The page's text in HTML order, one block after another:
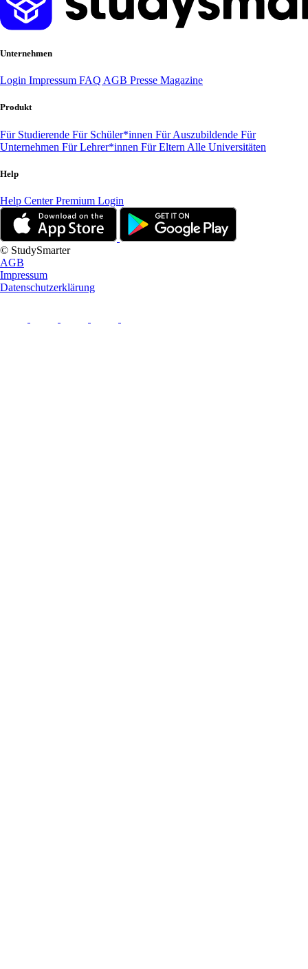
Unternehmen
Login Impressum FAQ AGB Presse Magazine
Produkt
Für Studierende Für Schüler*innen Für Auszubildende Für
Unternehmen Für Lehrer*innen Für Eltern Alle Universitäten
Help
Help CenterPremium Login
© StudySmarter
AGB
Impressum
Datenschutzerklärung